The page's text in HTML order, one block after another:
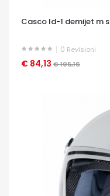
Casco ld-1 demijet m
0 Revisioni
€ 84,13 € 105,16
OCCHIATA VELOCE